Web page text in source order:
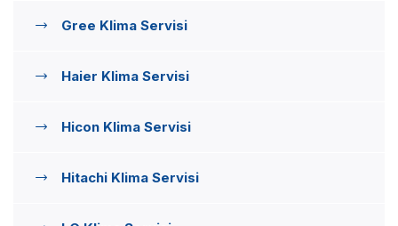
Gree Klima Servisi
Haier Klima Servisi
Hicon Klima Servisi
Hitachi Klima Servisi